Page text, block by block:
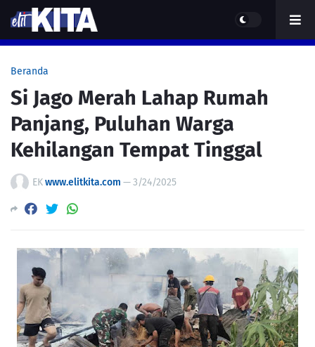
Beranda
Si Jago Merah Lahap Rumah
Panjang, Puluhan Warga
Kehilangan Tempat Tinggal
EKwww.elitkita.com —3/24/2025